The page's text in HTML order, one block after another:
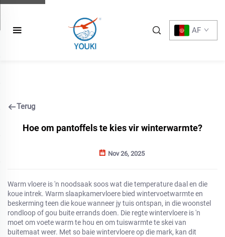
AF
Terug
Hoe om pantoffels te kies vir winterwarmte?
Nov 26, 2025
Warm vloere is 'n noodsaak soos wat die temperature daal en die
koue intrek. Warm slaapkamervloere bied wintervoetwarmte en
beskerming teen die koue wanneer jy tuis ontspan, in die woonstel
rondloop of gou buite errands doen. Die regte wintervloere is 'n
moet om voete warm te hou en om tuiswarmte te skei van
buitemaat weer. Met so baie wintervloere op die mark, kan dit